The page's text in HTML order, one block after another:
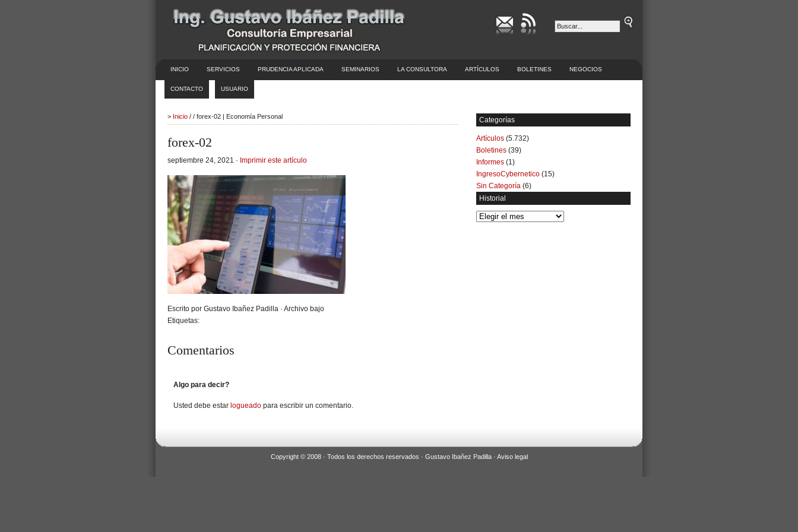
INICIO SERVICIOS PRUDENCIA APLICADA SEMINARIOS LA CONSULTORA ARTÍCULOS BOLETINES NEGOCIOS
CONTACTO USUARIO
> Inicio / / forex-02 | Economía Personal
forex-02
septiembre 24, 2021 · Imprimir este artículo
Escrito por Gustavo Ibañez Padilla · Archivo bajo
Etiquetas:
Comentarios
Algo para decir?
Usted debe estar logueado para escribir un comentario.
Categorías
Artículos (5.732)
Boletines (39)
Informes (1)
IngresoCybernetico (15)
Sin Categoría (6)
Historial
Historial
Copyright © 2008 · Todos los derechos reservados · Gustavo Ibañez Padilla · Aviso legal